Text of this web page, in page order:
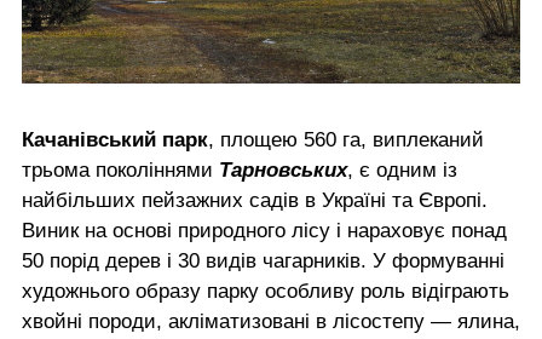
Качанівський парк, площею 560 га, виплеканий
трьома поколіннями Тарновських, є одним із
найбільших пейзажних садів в Україні та Європі.
Виник на основі природного лісу і нараховує понад
50 порід дерев і 30 видів чагарників. У формуванні
художнього образу парку особливу роль відіграють
хвойні породи, акліматизовані в лісостепу — ялина,